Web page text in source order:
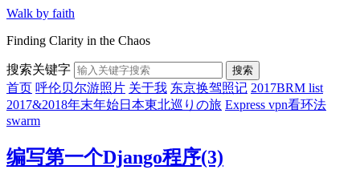
Walk by faith
Finding Clarity in the Chaos
搜索关键字 搜索
首页 呼伦贝尔游照片 关于我 东京换驾照记 2017BRM list
2017&2018年末年始日本東北巡りの旅 Express vpn看环法
swarm
编写第一个Django程序(3)